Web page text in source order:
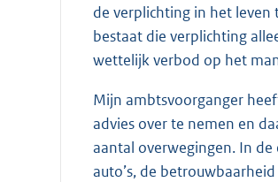
de verplichting in het leven
bestaat die verplichting
wettelijk verbod op het
Mijn ambtsvoorganger
advies over te nemen en
aantal overwegingen. In
auto’s, de